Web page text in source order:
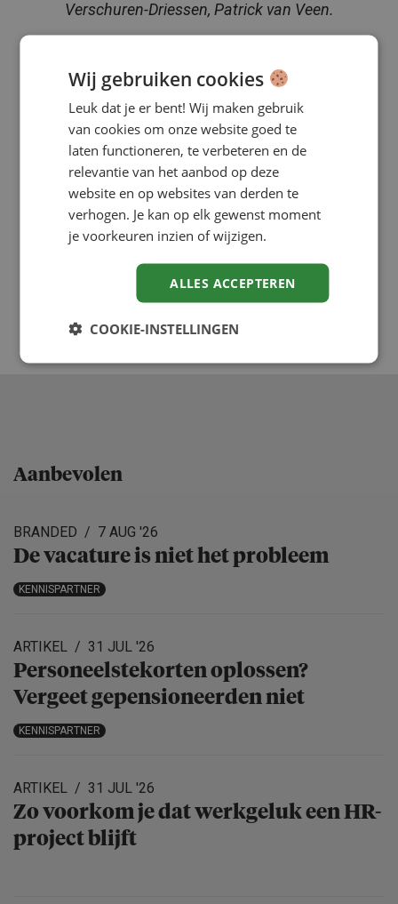
Verschuren-Driessen, Patrick van Veen.
Aanbevolen
BRANDED 7 AUG '26
De vacature is niet het probleem
KENNISPARTNER
ARTIKEL 31 JUL '26
Personeels­te­korten oplossen?
Vergeet gepensio­neerden niet
KENNISPARTNER
ARTIKEL 31 JUL '26
Zo voorkom je dat werkgeluk een HR-
project blijft
Wij gebruiken cookies
Leuk dat je er bent! Wij maken gebruik
van cookies om onze website goed te
laten functioneren, te verbeteren en de
relevantie van het aanbod op deze
website en op websites van derden te
verhogen. Je kan op elk gewenst moment
je voorkeuren inzien of wijzigen.
ALLES ACCEPTEREN
COOKIE-INSTELLINGEN